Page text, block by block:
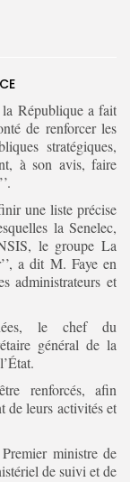
République a fait
de renforcer les
stratégiques,
à son avis, faire
une liste précise
la Senelec,
le groupe La
a dit M. Faye en
administrateurs et
le chef du
général de la
renforcés, afin
de leurs activités et
ministre de
de suivi et de